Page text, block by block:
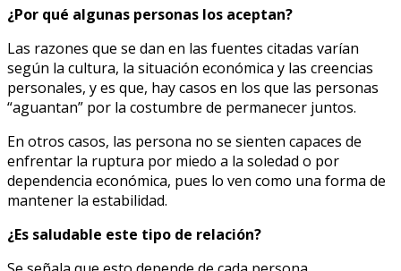
¿Por qué algunas personas los aceptan?
Las razones que se dan en las fuentes citadas varían
según la cultura, la situación económica y las creencias
personales, y es que, hay casos en los que las personas
“aguantan” por la costumbre de permanecer juntos.
En otros casos, las persona no se sienten capaces de
enfrentar la ruptura por miedo a la soledad o por
dependencia económica, pues lo ven como una forma de
mantener la estabilidad.
​¿Es saludable este tipo de relación?